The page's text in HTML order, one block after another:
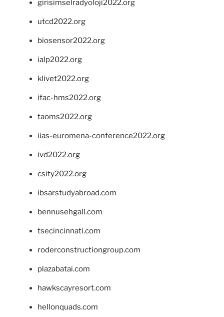
girisimselradyoloji2022.org
utcd2022.org
biosensor2022.org
ialp2022.org
klivet2022.org
ifac-hms2022.org
taoms2022.org
iias-euromena-conference2022.org
ivd2022.org
csity2022.org
ibsarstudyabroad.com
bennusehgall.com
tsecincinnati.com
roderconstructiongroup.com
plazabatai.com
hawkscayresort.com
hellonquads.com